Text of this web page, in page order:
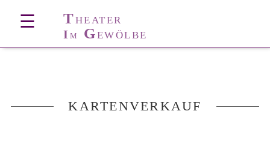
☰ THEATER
I M GEWÖLBE
KARTENVERKAUF